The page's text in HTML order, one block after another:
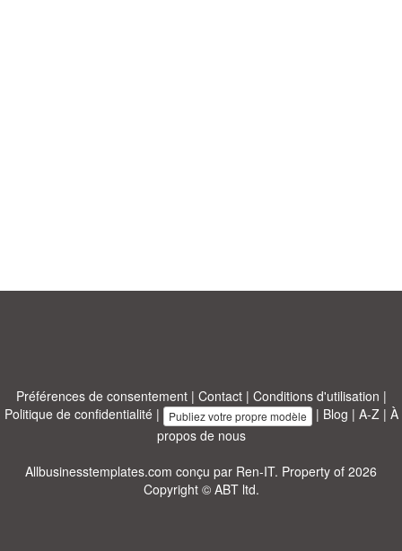
Préférences de consentement| Contact| Conditions d'utilisation |
Politique de confidentialité| Publiez votre propre modèle | Blog | A-Z| À
propos de nous
Allbusinesstemplates.com conçu par Ren-IT. Property of 2026
Copyright © ABT ltd.